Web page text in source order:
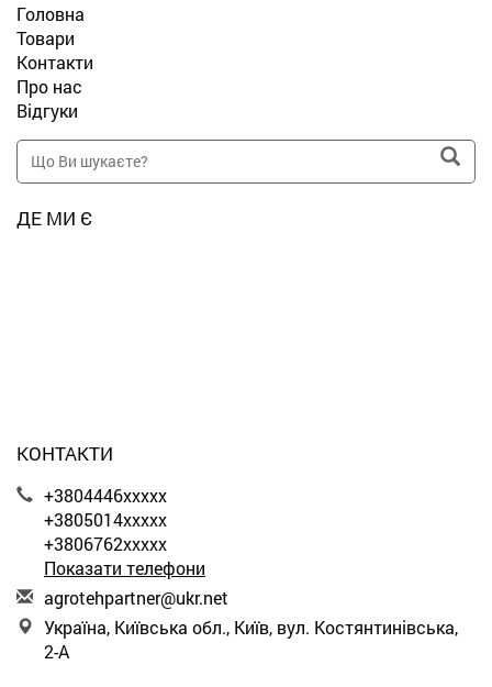
Головна
Товари
Контакти
Про нас
Відгуки
ДЕ МИ Є
КОНТАКТИ
+3804446xxxxx
+3805014xxxxx
+3806762xxxxx
Показати телефони
agrotehpartner@ukr.net
Україна, Київська обл., Київ, вул. Костянтинівська,
2-А